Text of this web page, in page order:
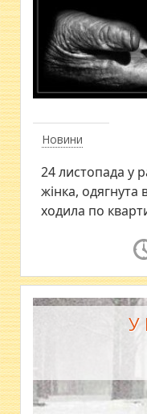
Новини
24 листопада у
жінка, одягнута
ходила по
У